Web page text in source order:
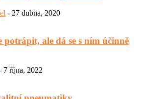
- 27 dubna, 2020
potrápit, ale dá se s ním účinně
7 října, 2022